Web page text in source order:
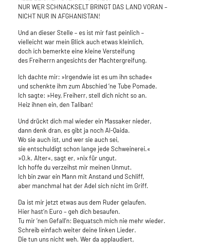
NUR WER SCHNACKSELT BRINGT DAS LAND VORAN –
NICHT NUR IN AFGHANISTAN!
Und an dieser Stelle – es ist mir fast peinlich –
vielleicht war mein Blick auch etwas kleinlich,
doch ich bemerkte eine kleine Versteifung
des Freiherrn angesichts der Machtergreifung.
Ich dachte mir: »Irgendwie ist es um ihn schade«
und schenkte ihm zum Abschied ’ne Tube Pomade.
Ich sagte: »Hey, Freiherr, stell dich nicht so an.
Heiz ihnen ein, den Taliban!
Und drückt dich mal wieder ein Massaker nieder,
dann denk dran, es gibt ja noch Al-Qaida.
Wo sie auch ist, und wer sie auch sei,
sie entschuldigt schon lange jede Schweinerei.«
»O.k. Alter«, sagt er, »nix für ungut.
Ich hoffe du verzeihst mir meinen Unmut.
Ich bin zwar ein Mann mit Anstand und Schliff,
aber manchmal hat der Adel sich nicht im Griff.
Da ist mir jetzt etwas aus dem Ruder gelaufen.
Hier hast’n Euro – geh dich besaufen.
Tu mir ’nen Gefall’n: Bequatsch mich nie mehr wieder.
Schreib einfach weiter deine linken Lieder.
Die tun uns nicht weh. Wer da applaudiert,